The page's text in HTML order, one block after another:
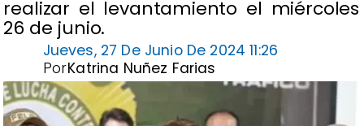
realizar el levantamiento el miércoles
26 de junio.
Jueves, 27 De Junio De 2024 11:26
Katrina Nuñez Farias
Por